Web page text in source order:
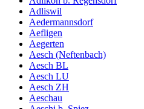
Adliswil
Aedermannsdorf
Aefligen
Aegerten
Aesch (Neftenbach)
Aesch BL
Aesch LU
Aesch ZH
Aeschau